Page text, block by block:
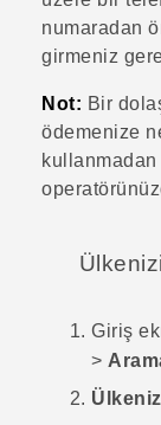
numaradan
girmeniz
Not: Bir
ödemenize
kullanmadan
Giriş
>